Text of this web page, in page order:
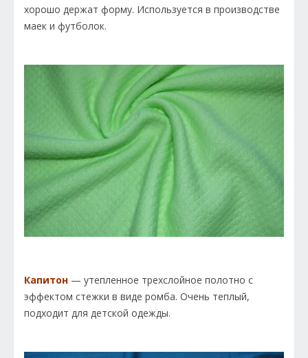
хорошо держат форму. Используется в производстве
маек и футболок.
Капитон — утепленное трехслойное полотно с
эффектом стежки в виде ромба. Очень теплый,
подходит для детской одежды.